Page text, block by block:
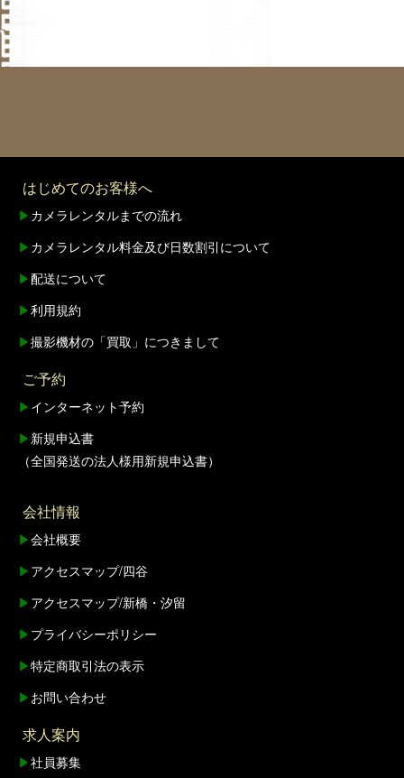
はじめてのお客様へ
▶ カメラレンタルまでの流れ
▶ カメラレンタル料金及び日数割引について
▶配送について
▶利用規約
▶撮影機材の「買取」につきまして
ご予約
▶ インターネット予約
▶ 新規申込書
（全国発送の法人様用新規申込書）
会社情報
▶会社概要
▶ アクセスマップ/四谷
▶ アクセスマップ/新橋・汐留
▶ プライバシーポリシー
▶特定商取引法の表示
▶ お問い合わせ
求人案内
▶社員募集